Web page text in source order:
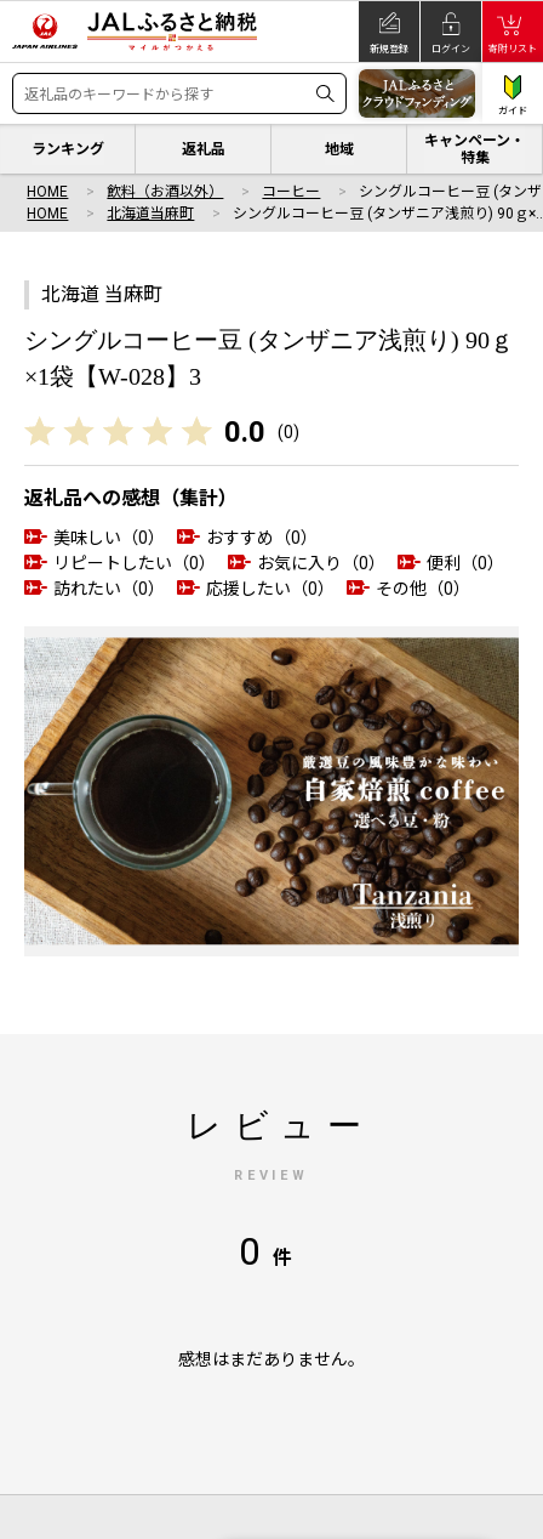
新規登録 ログイン 寄附リスト
ガイド
ランキング 返礼品 地域
キャンペーン・
特集
HOME 飲料（お酒以外） コーヒー
シングルコーヒー豆 (タン
HOME
北海道当麻町 シングルコーヒー豆 (タンザニア浅煎り) 90ｇ
北海道 当麻町
シングルコーヒー豆 (タンザニア浅煎り) 90ｇ
×1袋【W-028】3
0.0 (0)
返礼品への感想（集計）
美味しい（0）
おすすめ（0）
リピートしたい（0）
お気に入り（0）
便利（0）
訪れたい（0）
応援したい（0） その他（0）
レビュー
REVIEW
0 件
感想はまだありません。